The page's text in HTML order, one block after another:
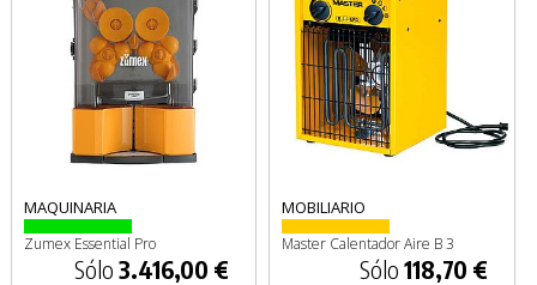
MAQUINARIA
Zumex Essential Pro
Sólo 3.416,00 €
MOBILIARIO
Master Calentador Aire B 3
Sólo 118,70 €